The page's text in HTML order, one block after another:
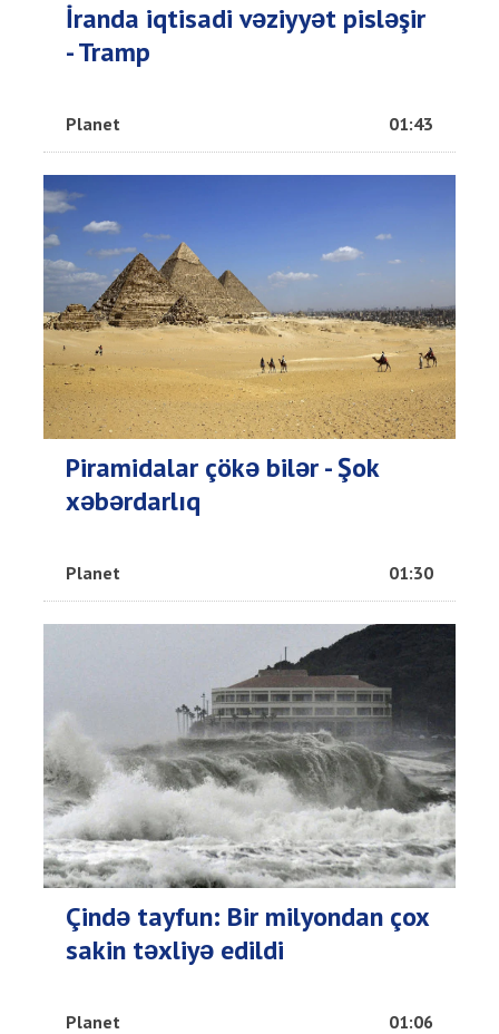
İranda iqtisadi vəziyyət pisləşir
- Tramp
Planet 01:43
Piramidalar çökə bilər - Şok
xəbərdarlıq
Planet 01:30
Çində tayfun: Bir milyondan çox
sakin təxliyə edildi
Planet 01:06